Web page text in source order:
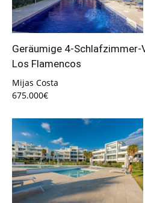
Geräumige 4-
Los Flamencos
Mijas Costa
675.000€